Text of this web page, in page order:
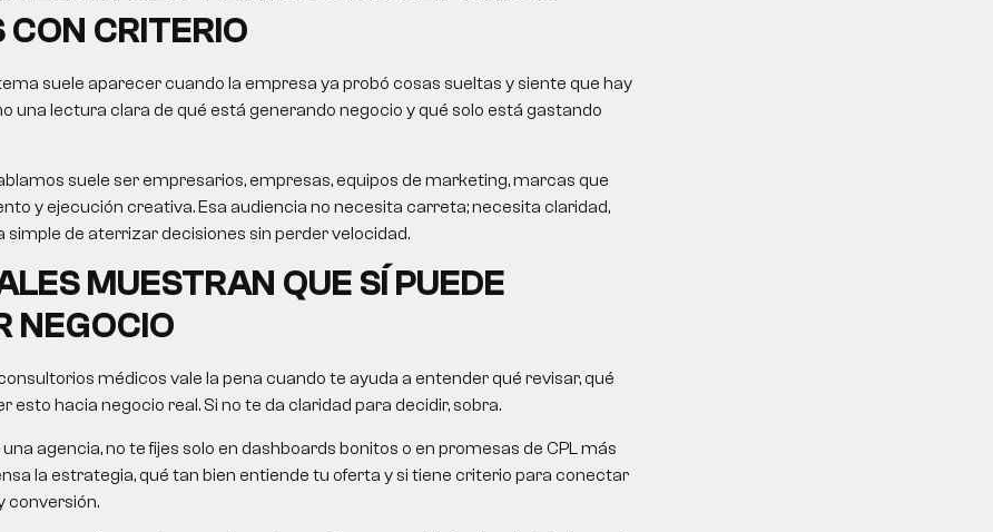
CON CRITERIO
suele aparecer cuando la empresa ya probó cosas sueltas y siente que hay
una lectura clara de qué está generando negocio y qué solo está gastando
suele ser empresarios, empresas, equipos de marketing, marcas que
y ejecución creativa. Esa audiencia no necesita carreta; necesita claridad,
simple de aterrizar decisiones sin perder velocidad.
MUESTRAN QUE SÍ PUEDE
NEGOCIO
médicos vale la pena cuando te ayuda a entender qué revisar, qué
esto hacia negocio real. Si no te da claridad para decidir, sobra.
agencia, no te fijes solo en dashboards bonitos o en promesas de CPL más
la estrategia, qué tan bien entiende tu oferta y si tiene criterio para conectar
conversión.